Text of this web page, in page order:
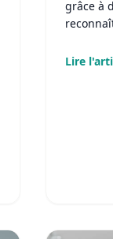
grâce à
Lire